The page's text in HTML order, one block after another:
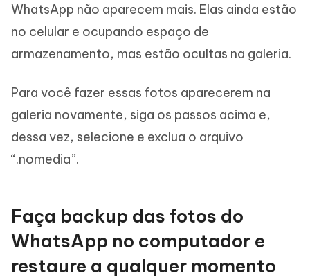
WhatsApp não aparecem mais. Elas ainda estão
no celular e ocupando espaço de
armazenamento, mas estão ocultas na galeria.
Para você fazer essas fotos aparecerem na
galeria novamente, siga os passos acima e,
dessa vez, selecione e exclua o arquivo
“.nomedia”.
Faça backup das fotos do
WhatsApp no computador e
restaure a qualquer momento